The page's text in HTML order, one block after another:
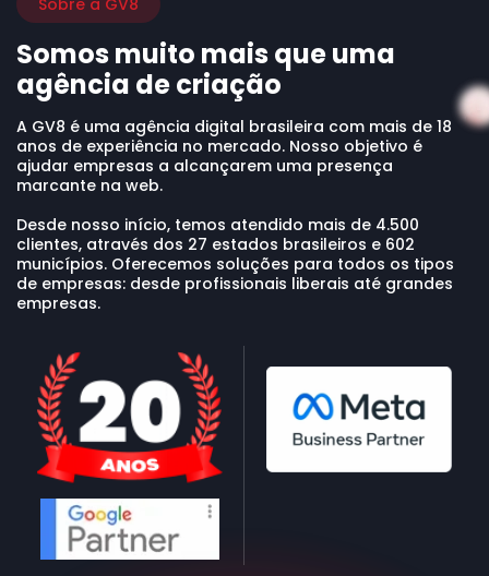
Sobre a GV8
Somos muito mais que uma
agência de criação
A GV8 é uma agência digital brasileira com mais de 18
anos de experiência no mercado. Nosso objetivo é
ajudar empresas a alcançarem uma presença
marcante na web.
Desde nosso início, temos atendido mais de 4.500
clientes, através dos 27 estados brasileiros e 602
municípios. Oferecemos soluções para todos os tipos
de empresas: desde profissionais liberais até grandes
empresas.